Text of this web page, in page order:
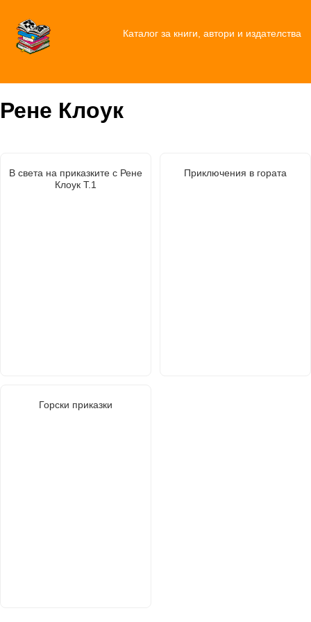
Каталог за книги, автори и издателства
Рене Клоук
В света на приказките с Рене
Клоук Т.1
Приключения в гората
Горски приказки